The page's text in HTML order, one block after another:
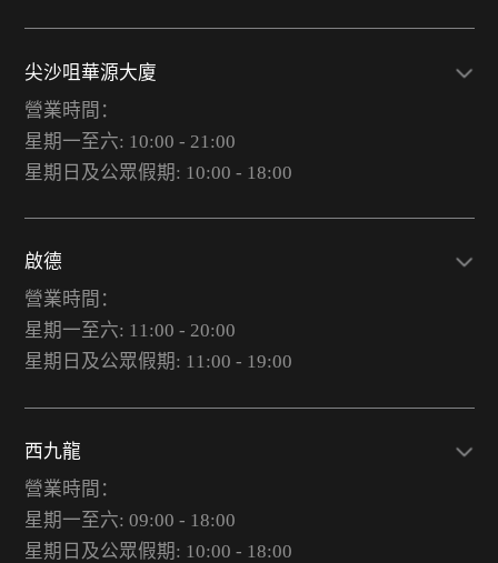
尖沙咀華源大廈
營業時間：
星期一至六: 10:00 - 21:00
星期日及公眾假期: 10:00 - 18:00
啟德
營業時間：
星期一至六: 11:00 - 20:00
星期日及公眾假期: 11:00 - 19:00
西九龍
營業時間：
星期一至六: 09:00 - 18:00
星期日及公眾假期: 10:00 - 18:00